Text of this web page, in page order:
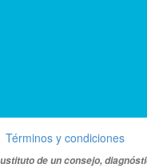
Términos y condiciones
de un consejo,